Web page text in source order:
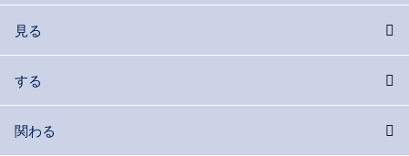
見る
する
関わる